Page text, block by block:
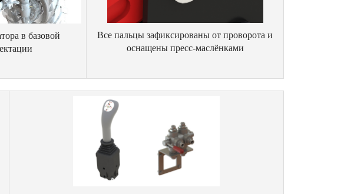
в базовой
Все пальцы зафиксированы от проворота и
оснащены пресс-маслёнками